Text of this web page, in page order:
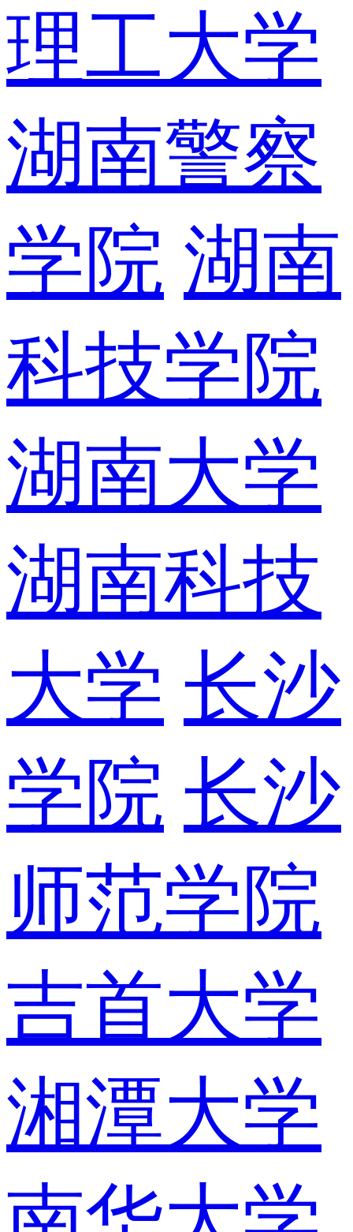
理工大学
湖南警察
学院 湖南
科技学院
湖南大学
湖南科技
大学 长沙
学院 长沙
师范学院
吉首大学
湘潭大学